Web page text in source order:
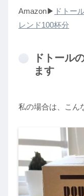
Amazon▶︎ ドトー
レンド100杯分
ドトール
ます
私の場合は、こん